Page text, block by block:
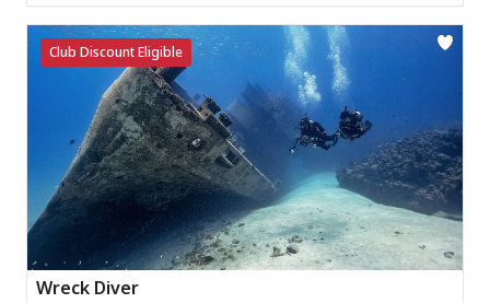
Club Discount Eligible
Wreck Diver